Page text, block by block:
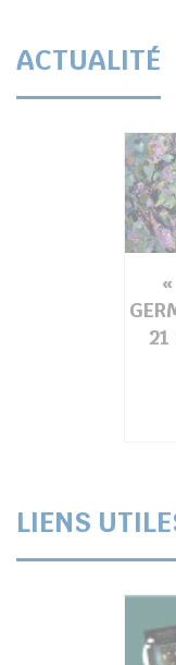
ACTUALITÉ
21
LIENS